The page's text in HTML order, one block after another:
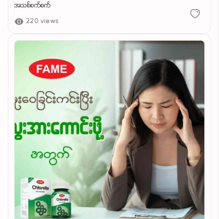
အသစ်စက်စက်
220 views